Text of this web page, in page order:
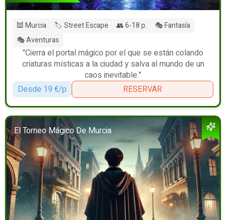
🕍 Murcia 🏷️ Street Escape 👥 6-18 p.
🎭 Fantasía
🎭 Aventuras
"Cierra el portal mágico por el que se están colando
criaturas místicas a la ciudad y salva al mundo de un
caos inevitable."
Desde 19 €/p
RESERVAR
El Torneo Mágico De Murcia